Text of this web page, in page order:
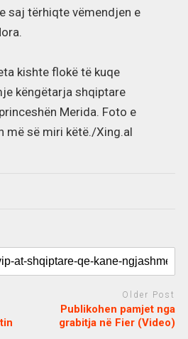
saj tërhiqte vëmendjen e
kishte flokë të kuqe
këngëtarja shqiptare
Merida. Foto e
më së miri këtë./Xing.al
Older Post
Publikohen pamjet nga
grabitja në Fier (Video)